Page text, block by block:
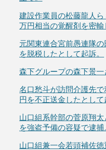
建設作業員の松藤龍人
万円相当の覚醒剤を密輸
元関東連合宮前愚連隊
を脱税したとして起訴。
森下グループの森下景一
名口愁斗が訪問介護先
円を不正送金したとして
山口組系幹部の菅原翔
を強盗予備の容疑で逮捕
山口組兼一会若頭補佐